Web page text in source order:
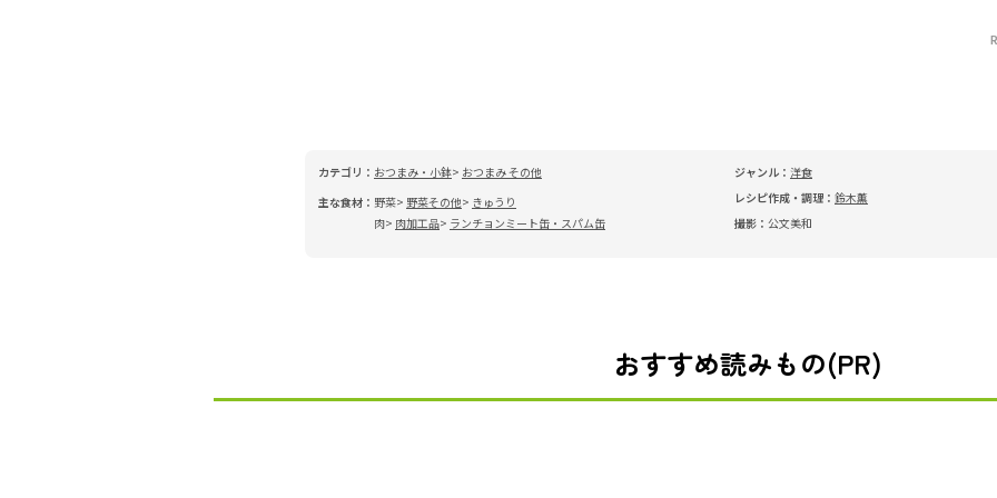
カテゴリ： おつまみ・小鉢
おつまみ その他
主な食材： 野菜 野菜その他
きゅうり
肉
肉加工品 ランチョンミート缶・スパム缶
ジャンル： 洋食
レシピ作成・調理： 鈴木薫
撮影： 公文美和
おすすめ読みもの(PR)